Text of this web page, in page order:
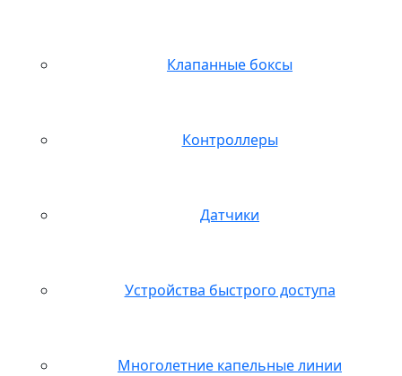
Клапанные боксы
Контроллеры
Датчики
Устройства быстрого доступа
Многолетние капельные линии